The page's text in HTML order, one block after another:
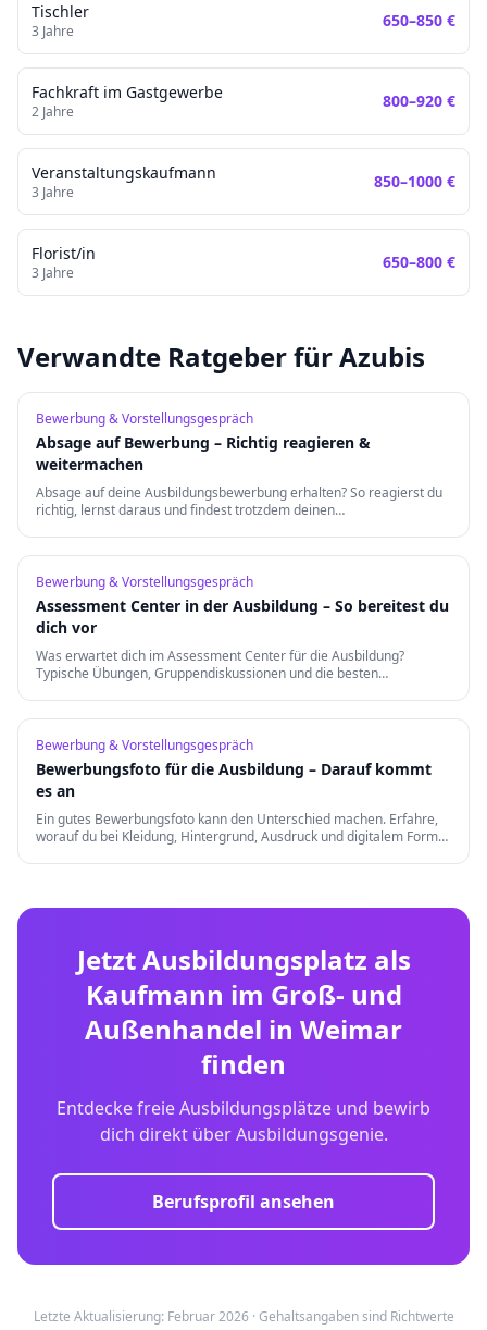
Tischler
3 Jahre
650–850 €
Fachkraft im Gastgewerbe
2 Jahre
800–920 €
Veranstaltungskaufmann
3 Jahre
850–1000 €
Florist/in
3 Jahre
650–800 €
Verwandte Ratgeber für Azubis
Bewerbung & Vorstellungsgespräch
Absage auf Bewerbung – Richtig reagieren &
weitermachen
Absage auf deine Ausbildungsbewerbung erhalten? So reagierst du
richtig, lernst daraus und findest trotzdem deinen
Bewerbung & Vorstellungsgespräch
Assessment Center in der Ausbildung – So bereitest du
dich vor
Was erwartet dich im Assessment Center für die Ausbildung?
Typische Übungen, Gruppendiskussionen und die besten
Bewerbung & Vorstellungsgespräch
Bewerbungsfoto für die Ausbildung – Darauf kommt
es an
Ein gutes Bewerbungsfoto kann den Unterschied machen. Erfahre,
worauf du bei Kleidung, Hintergrund, Ausdruck und digitalem Format
Jetzt Ausbildungsplatz als
Kaufmann im Groß- und
Außenhandel in Weimar
finden
Entdecke freie Ausbildungsplätze und bewirb
dich direkt über Ausbildungsgenie.
Berufsprofil ansehen
Letzte Aktualisierung: Februar 2026 · Gehaltsangaben sind Richtwerte